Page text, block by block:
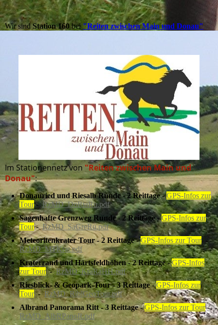
Wir sindStation 160bei "Reiten zwischen Main und Donau"
Im Stationennetz von "Reiten zwischen Main und
Donau":
Donauried und Riesalb Runde - 2 Reittage-GPS-Infos zur
Tour-RzMD_DoRiaRu.pdf
Sagenhafte Grenzweg Runde - 2 Reittage-GPS-Infos zur
Tour-RzMD_SaGreRu.pdf
Meteoritenkrater Tour - 2 Reittage-GPS-Infos zur Tour-
RzMD_MTKrat.pdf
Kraterrand und Härtsfeldhöhen - 2 Reittage-GPS-Infos
zur Tour-RzMD_KraRaHH.pdf
Riesblick- & Geopark-Tour - 3 Reittage-GPS-Infos zur
Tour-RzMD_RiblGeoTour.pdf
Albrand Panorama Ritt - 3 Reittage-GPS-Infos zur Tour-
RzMD_AlbRPanoR.pdf